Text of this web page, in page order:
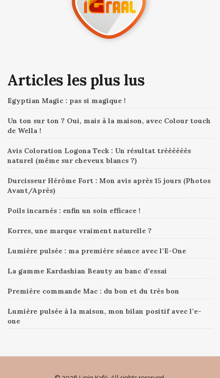
Articles les plus lus
Egyptian Magic : pas si magique !
Un ton sur ton ? Oui, mais à la maison, avec Colour touch
de Wella !
Avis Coloration Logona Teck : Un résultat trèèèèèès
naturel (même sur cheveux blancs ?)
Durcisseur Hérôme Fort : Mon avis après 15 jours (Photos
Avant/Après)
Poils incarnés : enfin un soin efficace !
Korres, une marque vraiment naturelle ?
Lumière pulsée : ma première séance avec l’E-One
La gamme Kardashian Beauty au banc d’essai
Première commande Mac : du bon et du très bon
Lumière pulsée à la maison, mon bilan positif avec l’e-
one